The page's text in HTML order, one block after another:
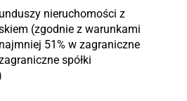
nieruchomości z
(zgodnie z warunkami
51% w zagraniczne
spółki